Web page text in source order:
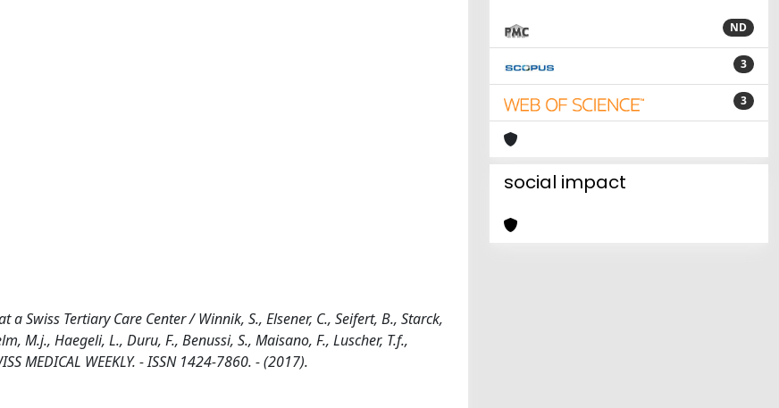
Swiss Tertiary Care Center / Winnik, S., Elsener, C., Seifert, B., Starck,
M.j., Haegeli, L., Duru, F., Benussi, S., Maisano, F., Luscher, T.f.,
MEDICAL WEEKLY. - ISSN 1424-7860. - (2017).
ND
3
3
social impact